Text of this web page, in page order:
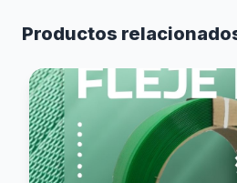
Productos